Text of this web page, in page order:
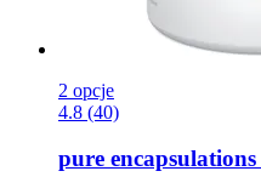
2 opcje
4.8 (40)
pure encapsulations